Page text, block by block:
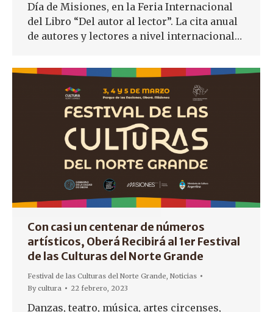
Día de Misiones, en la Feria Internacional
del Libro “Del autor al lector”. La cita anual
de autores y lectores a nivel internacional…
Con casi un centenar de números
artísticos, Oberá Recibirá al 1er Festival
de las Culturas del Norte Grande
Festival de las Culturas del Norte Grande, Noticias
Bycultura 22 febrero, 2023
Danzas, teatro, música, artes circenses,